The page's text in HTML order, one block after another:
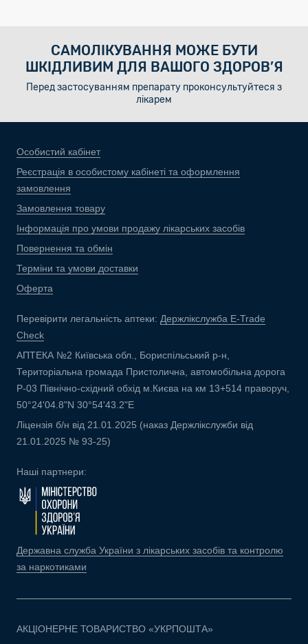
САМОЛІКУВАННЯ МОЖЕ БУТИ
ШКІДЛИВИМ ДЛЯ ВАШОГО ЗДОРОВ’Я
Перед застосуванням препарату проконсультуйтеся з
лікарем
Особистий кабінет
Реєстрація в особистому кабінеті та оформлення
замовлення
Замовлення товару
Інформація про умови продажу лікарських засобів
Повернення та обмін
Терміни та умови доставки
Оферта
Перевірити легальність аптеки: Держлікслужба E-Trade
Check
АПТЕКА №2 Київська обл., Бориспільський р-н,
Територіальна громада Пристолична, автомобільна дорога
Р-03 Північно-східний обхід м.Києва на км 13+514 праворуч,
50°24'04.8"N 30°54'43.2"E
Ліцензія б/н від 21.01.2025 (наказ Держлікслужби від
21.01.2025 № 93-25)
Наші партнери:
Державна служба України з лікарських засобів та контролю
за наркотиками
АКЦІОНЕРНЕ ТОВАРИСТВО «УКРПОШТА»